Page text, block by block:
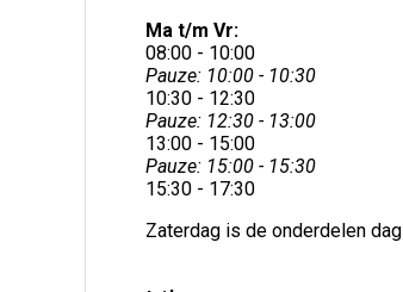
Ma t/m Vr:
08:00 - 10:00
Pauze: 10:00 - 10:30
10:30 - 12:30
Pauze: 12:30 - 13:00
13:00 - 15:00
Pauze: 15:00 - 15:30
15:30 - 17:30
Zaterdag is de onderdelen dag